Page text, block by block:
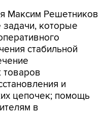
Максим Решетников
которые
стабильной
товаров
и
цепочек; помощь
в